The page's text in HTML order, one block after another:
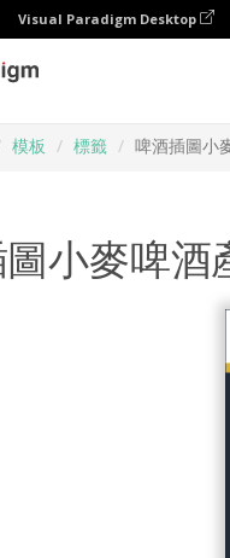
Visual Paradigm Desktop
模板 標籤 啤酒插圖小
小麥啤酒